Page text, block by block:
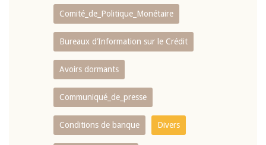
Comité_de_Politique_Monétaire
Bureaux d’Information sur le Crédit
Avoirs dormants
Communiqué_de_presse
Conditions de banque Divers